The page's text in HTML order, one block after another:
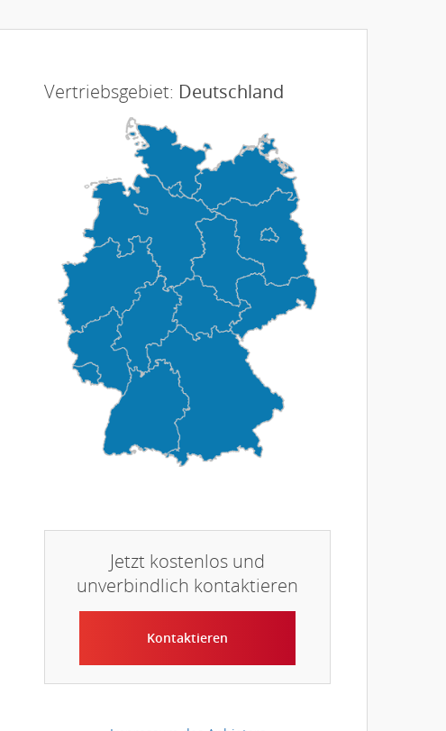
Vertriebsgebiet: Deutschland
Jetzt kostenlos und
unverbindlich kontaktieren
Kontaktieren